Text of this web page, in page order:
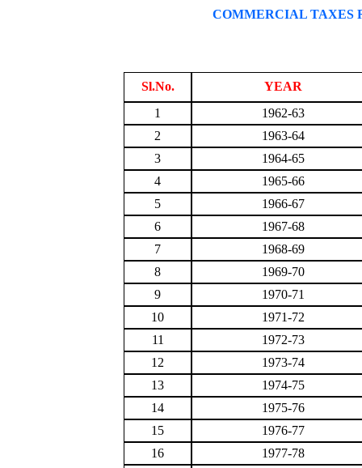
COMMERCIAL TAXES
Sl.No.
YEAR
1
1962-63
2
1963-64
3
1964-65
4
1965-66
5
1966-67
6
1967-68
7
1968-69
8
1969-70
9
1970-71
10
1971-72
11
1972-73
12
1973-74
13
1974-75
14
1975-76
15
1976-77
16
1977-78